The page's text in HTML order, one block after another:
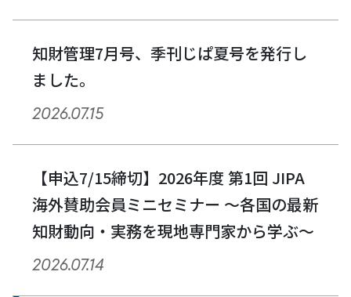
知財管理7月号、季刊じぱ夏号を発行し
ました。
2026.07.15
【申込7/15締切】2026年度 第1回 JIPA
海外賛助会員ミニセミナー ～各国の最新
知財動向・実務を現地専門家から学ぶ～
2026.07.14